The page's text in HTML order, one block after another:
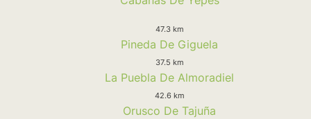
47.3 km
Pineda De Giguela
37.5 km
La Puebla De Almoradiel
42.6 km
Orusco De Tajuña